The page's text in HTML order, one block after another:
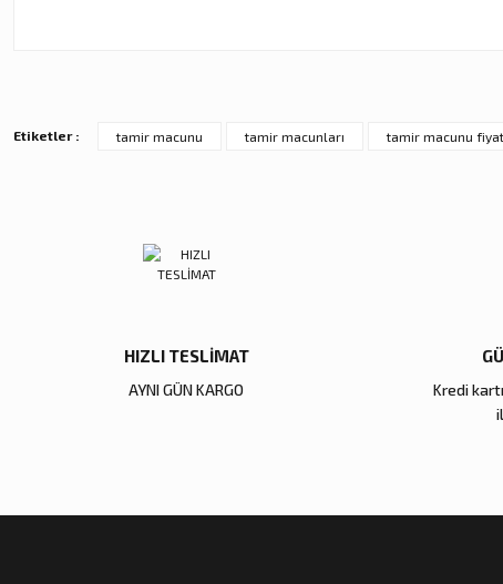
Ürün açıklamasında eksik bilgiler bulunuyor.
Etiketler : tamir macunu tamir macunları tamir macunu fiyat
HIZLI TESLİMAT
AYNI GÜN KARGO
Kredi